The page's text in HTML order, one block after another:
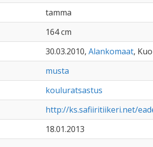
tamma
164 cm
30.03.2010, Alankomaat,
musta
kouluratsastus
http://ks.safiiritiikeri.net/
18.01.2013